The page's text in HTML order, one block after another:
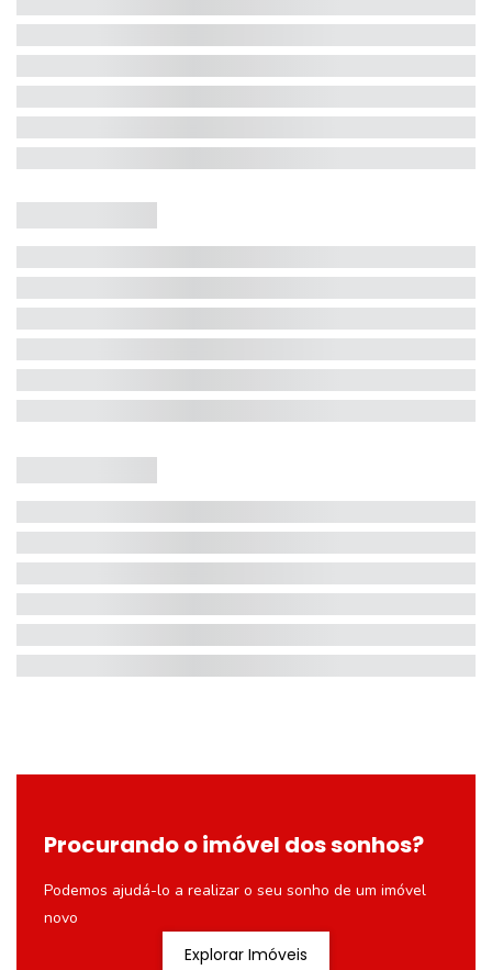
Procurando o imóvel dos sonhos?
Podemos ajudá-lo a realizar o seu sonho de um imóvel
novo
Explorar Imóveis